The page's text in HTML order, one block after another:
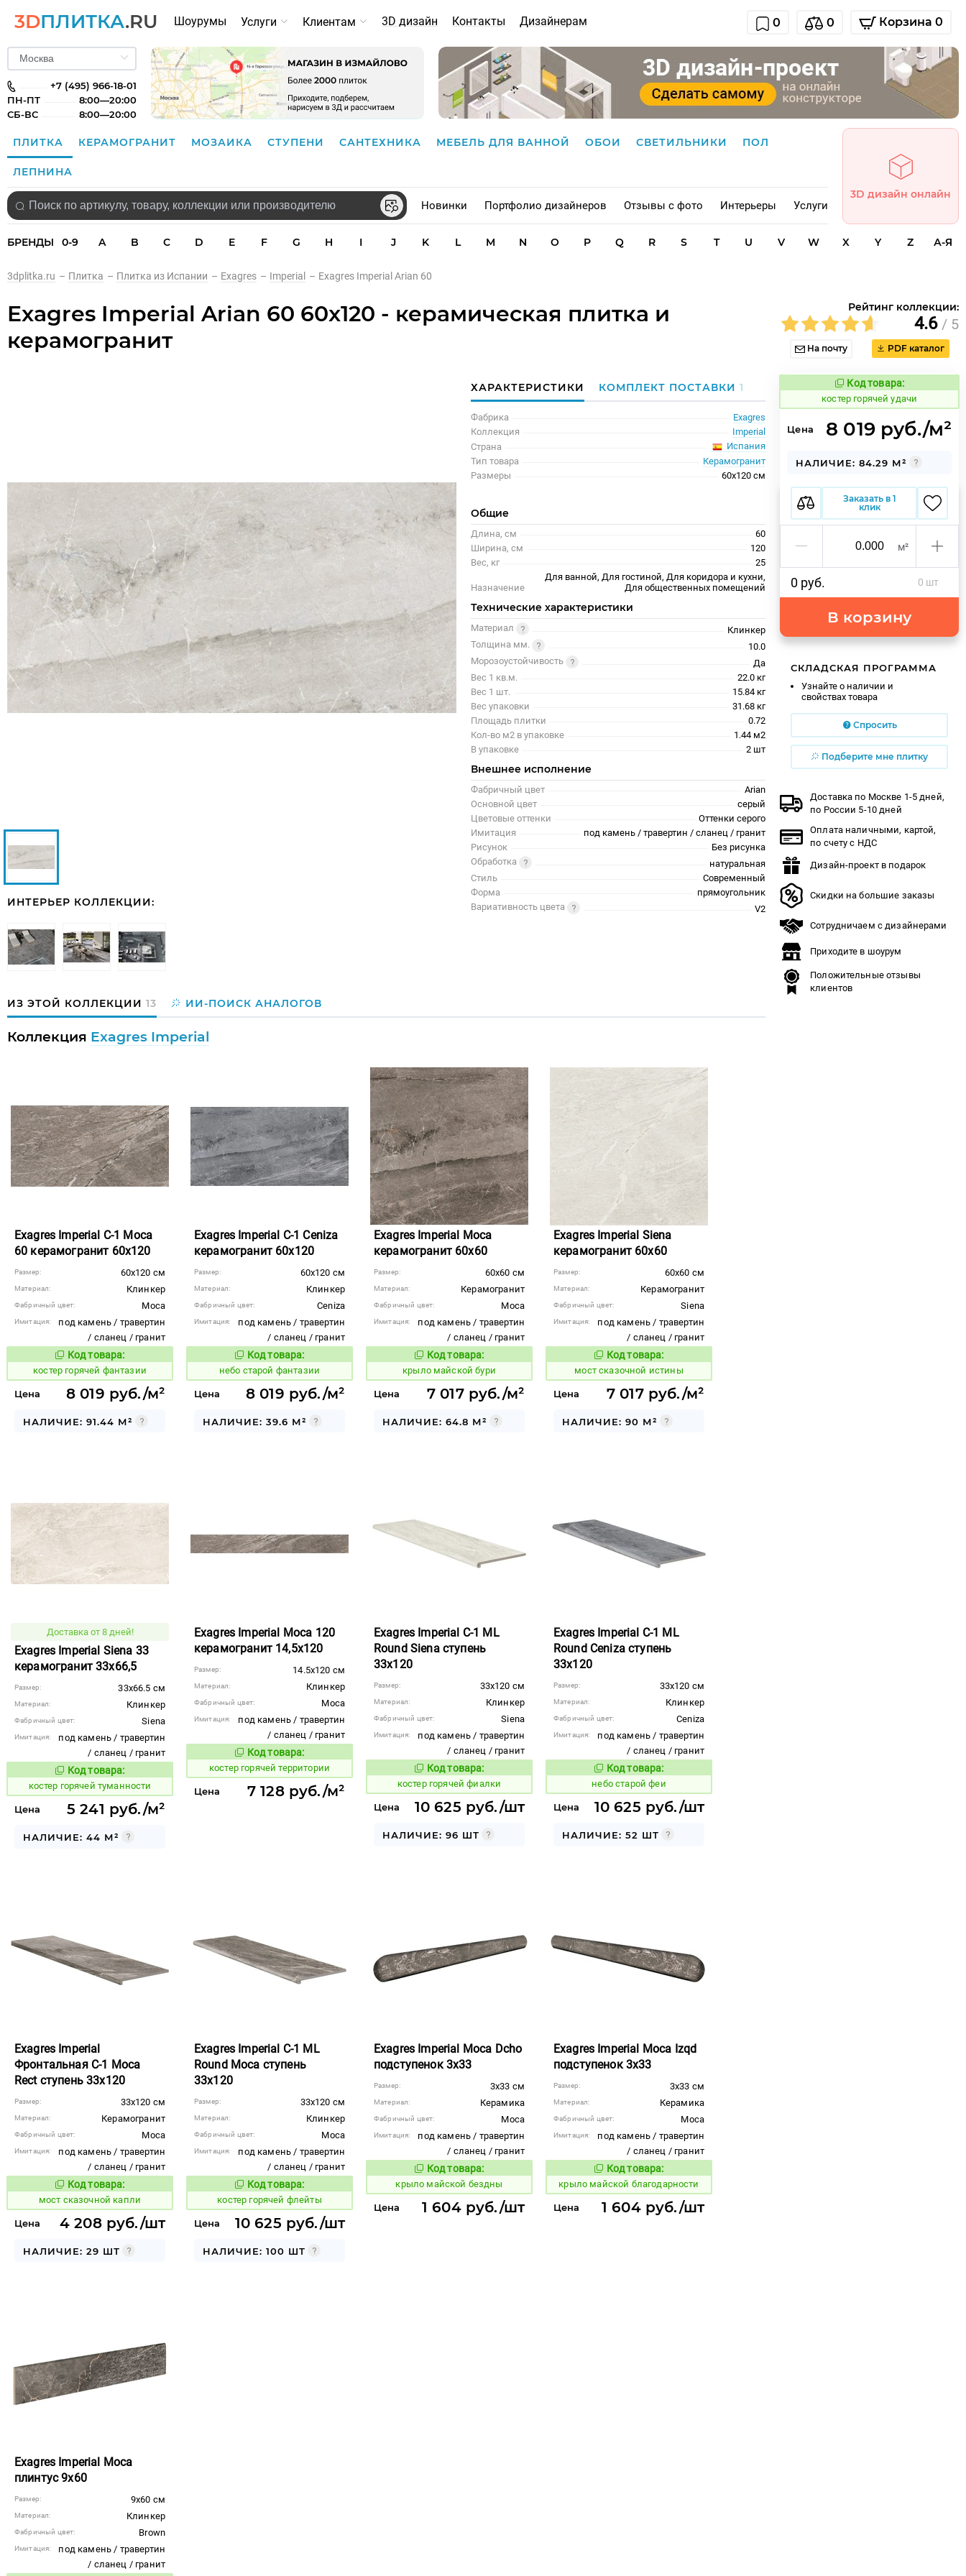
3DПЛИТКА.RU Шоурумы Услуги Клиентам 3D дизайн Контакты Дизайнерам 0 0 Корзина 0
+7 (495) 966-18-01
ПН-ПТ
8:00—20:00
СБ-ВС
8:00—20:00
ПЛИТКА КЕРАМОГРАНИТ МОЗАИКА СТУПЕНИ САНТЕХНИКА МЕБЕЛЬ ДЛЯ ВАННОЙ ОБОИ СВЕТИЛЬНИКИ ПОЛ
ЛЕПНИНА
Новинки Портфолио дизайнеров Отзывы с фото Интерьеры Услуги
3D дизайн онлайн
БРЕНДЫ 0-9 A B C D E F G H I J K L M N O P Q R S T U V W X Y Z А-Я
3dplitka.ru – Плитка – Плитка из Испании – Exagres – Imperial – Exagres Imperial Arian 60
Exagres Imperial Arian 60 60x120 - керамическая плитка и
керамогранит
Рейтинг коллекции:
4.6 / 5
На почту PDF каталог
ИНТЕРЬЕР КОЛЛЕКЦИИ:
ХАРАКТЕРИСТИКИ КОМПЛЕКТ ПОСТАВКИ1
Фабрика
Exagres
Коллекция
Imperial
Страна
Испания
Тип товара
Керамогранит
Размеры
60x120 см
Общие
Длина, см
60
Ширина, см
120
Вес, кг
25
Назначение
Для ванной, Для гостиной, Для коридора и кухни,
Для общественных помещений
Технические характеристики
Материал
Клинкер
Толщина мм.
10.0
Морозоустойчивость
Да
Вес 1 кв.м.
22.0 кг
Вес 1 шт.
15.84 кг
Вес упаковки
31.68 кг
Площадь плитки
0.72
Кол-во м2 в упаковке
1.44 м2
В упаковке
2 шт
Внешнее исполнение
Фабричный цвет
Arian
Основной цвет
серый
Цветовые оттенки
Оттенки серого
Имитация
под камень / травертин / сланец / гранит
Рисунок
Без рисунка
Обработка
натуральная
Стиль
Современный
Форма
прямоугольник
Вариативность цвета
V2
ИЗ ЭТОЙ КОЛЛЕКЦИИ 13 ИИ-ПОИСК АНАЛОГОВ
Коллекция Exagres Imperial
Exagres Imperial C-1 Moca
60 керамогранит 60x120
Размер: 60x120 см
Материал: Клинкер
Фабричный цвет: Moca
Имитация:
под камень / травертин
/ сланец / гранит
Код товара:
799612 Код товара:
костер горячей фантазии
Цена 8 019 руб./м²
НАЛИЧИЕ: 91.44 М²
Exagres Imperial C-1 Ceniza
керамогранит 60x120
Размер: 60x120 см
Материал: Клинкер
Фабричный цвет: Ceniza
Имитация:
под камень / травертин
/ сланец / гранит
Код товара:
1121612 Код товара:
небо старой фантазии
Цена 8 019 руб./м²
НАЛИЧИЕ: 39.6 М²
Exagres Imperial Moca
керамогранит 60x60
Размер: 60x60 см
Материал: Керамогранит
Фабричный цвет: Moca
Имитация:
под камень / травертин
/ сланец / гранит
Код товара:
834505 Код товара:
крыло майской бури
Цена 7 017 руб./м²
НАЛИЧИЕ: 64.8 М²
Exagres Imperial Siena
керамогранит 60x60
Размер: 60x60 см
Материал: Керамогранит
Фабричный цвет: Siena
Имитация:
под камень / травертин
/ сланец / гранит
Код товара:
1026661 Код товара:
мост сказочной истины
Цена 7 017 руб./м²
НАЛИЧИЕ: 90 М²
Доставка от 8 дней!
Exagres Imperial Siena 33
керамогранит 33x66,5
Размер: 33x66.5 см
Материал: Клинкер
Фабричный цвет: Siena
Имитация:
под камень / травертин
/ сланец / гранит
Код товара:
799609Код товара:
костер горячей туманности
Цена 5 241 руб./м²
НАЛИЧИЕ: 44 М²
Exagres Imperial Moca 120
керамогранит 14,5x120
Размер: 14.5x120 см
Материал: Клинкер
Фабричный цвет: Moca
Имитация:
под камень / травертин
/ сланец / гранит
Код товара:
799604Код товара:
костер горячей территории
Цена 7 128 руб./м²
Exagres Imperial C-1 ML
Round Siena ступень
33x120
Размер: 33x120 см
Материал: Клинкер
Фабричный цвет: Siena
Имитация:
под камень / травертин
/ сланец / гранит
Код товара:
799614 Код товара:
костер горячей фиалки
Цена 10 625 руб./шт
НАЛИЧИЕ: 96 ШТ
Exagres Imperial C-1 ML
Round Ceniza ступень
33x120
Размер: 33x120 см
Материал: Клинкер
Фабричный цвет: Ceniza
Имитация:
под камень / травертин
/ сланец / гранит
Код товара:
1121613 Код товара:
небо старой феи
Цена 10 625 руб./шт
НАЛИЧИЕ: 52 ШТ
Exagres Imperial
Фронтальная C-1 Moca
Rect ступень 33x120
Размер: 33x120 см
Материал: Керамогранит
Фабричный цвет: Moca
Имитация:
под камень / травертин
/ сланец / гранит
Код товара:
1026662Код товара:
мост сказочной капли
Цена 4 208 руб./шт
НАЛИЧИЕ: 29 ШТ
Exagres Imperial C-1 ML
Round Moca ступень
33x120
Размер: 33x120 см
Материал: Клинкер
Фабричный цвет: Moca
Имитация:
под камень / травертин
/ сланец / гранит
Код товара:
799616 Код товара:
костер горячей флейты
Цена 10 625 руб./шт
НАЛИЧИЕ: 100 ШТ
Exagres Imperial Moca Dcho
подступенок 3x33
Размер: 3x33 см
Материал: Керамика
Фабричный цвет: Moca
Имитация:
под камень / травертин
/ сланец / гранит
Код товара:
834502 Код товара:
крыло майской бездны
Цена 1 604 руб./шт
Exagres Imperial Moca Izqd
подступенок 3x33
Размер: 3x33 см
Материал: Керамика
Фабричный цвет: Moca
Имитация:
под камень / травертин
/ сланец / гранит
Код товара:
834503 Код товара:
крыло майской благодарности
Цена 1 604 руб./шт
Exagres Imperial Moca
плинтус 9x60
Размер: 9x60 см
Материал: Клинкер
Фабричный цвет: Brown
Имитация:
под камень / травертин
/ сланец / гранит
Код товара:
799610 Код товара:
костер горячей удачи
Цена 8 019 руб./м²
НАЛИЧИЕ: 84.29 М²
Заказать в 1
клик
м²
0 руб. 0 шт
В корзину
СКЛАДСКАЯ ПРОГРАММА
Узнайте о наличии и
свойствах товара
Спросить
Подберите мне плитку
Доставка по Москве 1-5 дней,
по России 5-10 дней
Оплата наличными, картой,
по счету с НДС
Дизайн-проект в подарок
Скидки на большие заказы
Сотрудничаем с дизайнерами
Приходите в шоурум
Положительные отзывы
клиентов